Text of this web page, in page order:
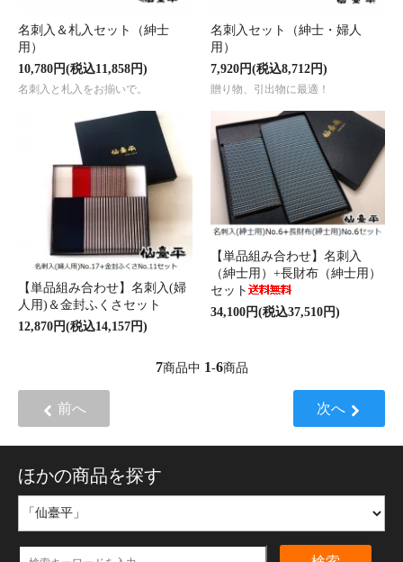
名刺入＆札入セット（紳士
用）
10,780円(税込11,858円)
名刺入と札入をお揃いで。
名刺入セット（紳士・婦人
用）
7,920円(税込8,712円)
贈り物、引出物に最適！
【単品組み合わせ】名刺入(婦
人用)＆金封ふくさセット
12,870円(税込14,157円)
【単品組み合わせ】名刺入
（紳士用）+長財布（紳士用）
セット
34,100円(税込37,510円)
7商品中 1-6商品
前へ 次へ
ほかの商品を探す